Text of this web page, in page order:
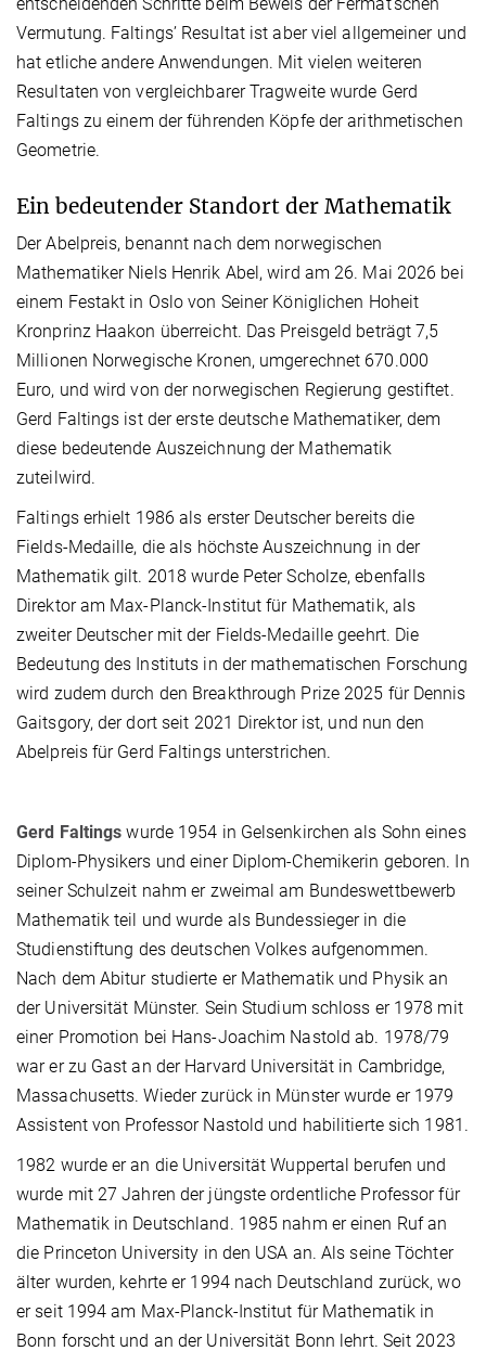
Vermutung. Faltings’ Resultat ist aber viel allgemeiner und
hat etliche andere Anwendungen. Mit vielen weiteren
Resultaten von vergleichbarer Tragweite wurde Gerd
Faltings zu einem der führenden Köpfe der arithmetischen
Geometrie.
Ein bedeutender Standort der Mathematik
Der Abelpreis, benannt nach dem norwegischen
Mathematiker Niels Henrik Abel, wird am 26. Mai 2026 bei
einem Festakt in Oslo von Seiner Königlichen Hoheit
Kronprinz Haakon überreicht. Das Preisgeld beträgt 7,5
Millionen Norwegische Kronen, umgerechnet 670.000
Euro, und wird von der norwegischen Regierung gestiftet.
Gerd Faltings ist der erste deutsche Mathematiker, dem
diese bedeutende Auszeichnung der Mathematik
zuteilwird.
Faltings erhielt 1986 als erster Deutscher bereits die
Fields-Medaille, die als höchste Auszeichnung in der
Mathematik gilt. 2018 wurde Peter Scholze, ebenfalls
Direktor am Max-Planck-Institut für Mathematik, als
zweiter Deutscher mit der Fields-Medaille geehrt. Die
Bedeutung des Instituts in der mathematischen Forschung
wird zudem durch den Breakthrough Prize 2025 für Dennis
Gaitsgory, der dort seit 2021 Direktor ist, und nun den
Abelpreis für Gerd Faltings unterstrichen.
Gerd Faltings wurde 1954 in Gelsenkirchen als Sohn eines
Diplom-Physikers und einer Diplom-Chemikerin geboren. In
seiner Schulzeit nahm er zweimal am Bundeswettbewerb
Mathematik teil und wurde als Bundessieger in die
Studienstiftung des deutschen Volkes aufgenommen.
Nach dem Abitur studierte er Mathematik und Physik an
der Universität Münster. Sein Studium schloss er 1978 mit
einer Promotion bei Hans-Joachim Nastold ab. 1978/79
war er zu Gast an der Harvard Universität in Cambridge,
Massachusetts. Wieder zurück in Münster wurde er 1979
Assistent von Professor Nastold und habilitierte sich 1981.
1982 wurde er an die Universität Wuppertal berufen und
wurde mit 27 Jahren der jüngste ordentliche Professor für
Mathematik in Deutschland. 1985 nahm er einen Ruf an
die Princeton University in den USA an. Als seine Töchter
älter wurden, kehrte er 1994 nach Deutschland zurück, wo
er seit 1994 am Max-Planck-Institut für Mathematik in
Bonn forscht und an der Universität Bonn lehrt. Seit 2023